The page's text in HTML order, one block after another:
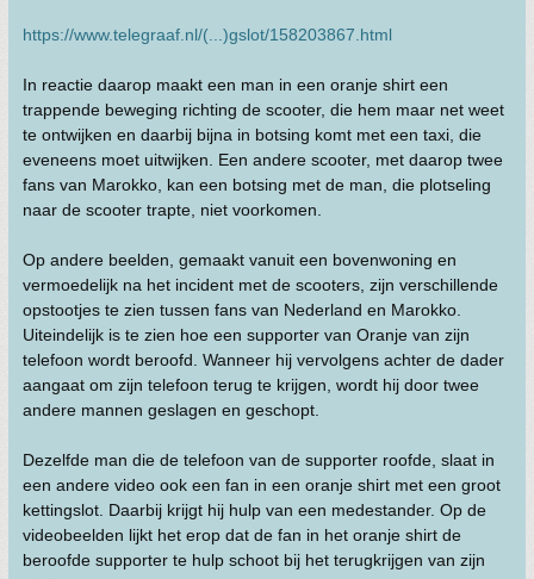
https://www.telegraaf.nl/(...)gslot/158203867.html
In reactie daarop maakt een man in een oranje shirt een
trappende beweging richting de scooter, die hem maar net weet
te ontwijken en daarbij bijna in botsing komt met een taxi, die
eveneens moet uitwijken. Een andere scooter, met daarop twee
fans van Marokko, kan een botsing met de man, die plotseling
naar de scooter trapte, niet voorkomen.
Op andere beelden, gemaakt vanuit een bovenwoning en
vermoedelijk na het incident met de scooters, zijn verschillende
opstootjes te zien tussen fans van Nederland en Marokko.
Uiteindelijk is te zien hoe een supporter van Oranje van zijn
telefoon wordt beroofd. Wanneer hij vervolgens achter de dader
aangaat om zijn telefoon terug te krijgen, wordt hij door twee
andere mannen geslagen en geschopt.
Dezelfde man die de telefoon van de supporter roofde, slaat in
een andere video ook een fan in een oranje shirt met een groot
kettingslot. Daarbij krijgt hij hulp van een medestander. Op de
videobeelden lijkt het erop dat de fan in het oranje shirt de
beroofde supporter te hulp schoot bij het terugkrijgen van zijn